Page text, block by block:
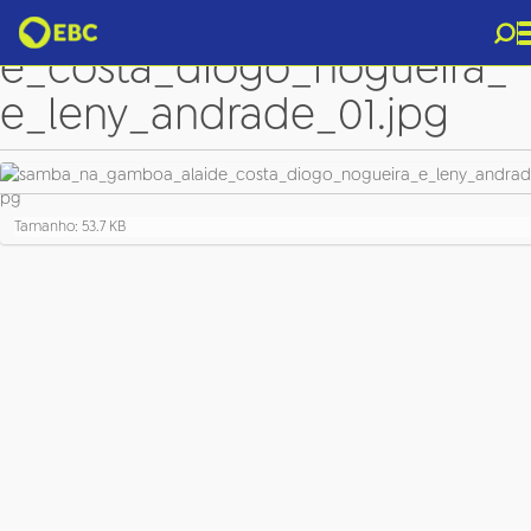
samba_na_gamboa_alaid
e_costa_diogo_nogueira_
e_leny_andrade_01.jpg
C
l
Tamanho: 53.7 KB